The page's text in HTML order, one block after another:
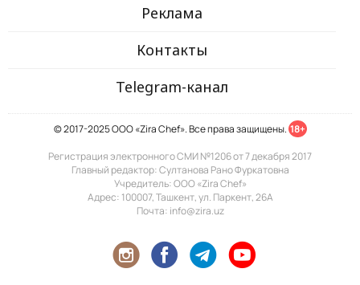
Реклама
Контакты
Telegram-канал
© 2017-2025 ООО «Zira Chef». Все права защищены. 18+
Регистрация электронного СМИ №1206 от 7 декабря 2017
Главный редактор: Султанова Рано Фуркатовна
Учредитель: ООО «Zira Chef»
Адрес: 100007, Ташкент, ул. Паркент, 26А
Почта: info@zira.uz